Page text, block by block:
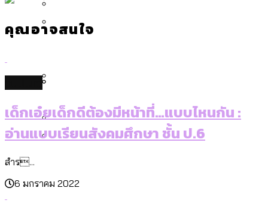
ทำอะไรบ้าง
คอนเสิร์ตและแฟนมีตติ้งในไทยจำนวน 526
ปีนกำแพงส่องซีรีส์จีน: จีนส่งออกภาพ
ลักษณ์แบบไหนสู่สายตาโลก
สำรวจงบประมาณรายเขตในกรุงเทพฯ
สำรวจรายได้จากการจัดเก็บภาษีใน
กรุงเทพฯ ผ่าน Bangkok Index 2025
Bangkok Index 2025 : อันดับความน่าอยู่
คำนำหน้านามและกฎหมายสมรสเท่าเทียม
กรุงเทพฯ เมืองสังคมผู้สูงอายุ [ข้อมูลดิบ]
[ข้อมูลดิบ]
คุณอาจสนใจ
เด็กเอ๋ยเด็กดีต้องมีหน้าที่…แบบไหนกัน :
อ่านแบบเรียนสังคมศึกษา ชั้น ป.6
สำร...
6 มกราคม 2022